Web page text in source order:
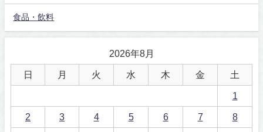
食品・飲料
2026年8月
日 月 火 水 木 金 土
1
2 3 4 5 6 7 8